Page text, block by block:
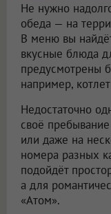
Не нужно
обеда — на
В меню вы
вкусные блюда
предусмотрены
например,
Недостаточно
своё
или даже на
номера разных
подойдёт
а для
«Атом».